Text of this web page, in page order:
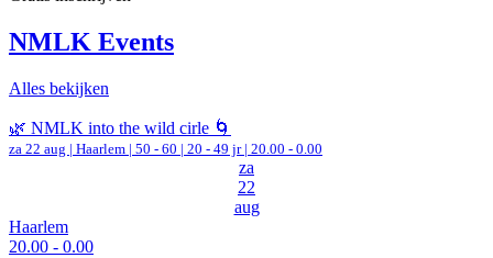
NMLK Events
Alles bekijken
🌿 NMLK into the wild cirle 🌀
za 22 aug | Haarlem | 50 - 60 | 20 - 49 jr | 20.00 - 0.00
za
22
aug
Haarlem
20.00 - 0.00